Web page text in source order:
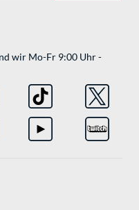
wir Mo-Fr 9:00 Uhr -